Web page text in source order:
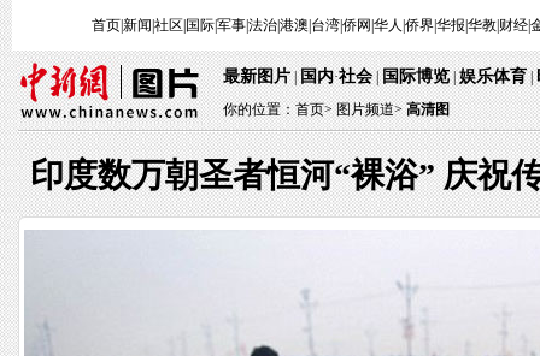
首页|新闻 社区 国际|军事|法治|港澳 台湾|侨网 华人 侨界|华报 华教| 财经|
最新图片|国内·社会|国际博览|娱乐体育|
你的位置：首页>图片频道> 高清图
印度数万朝圣者恒河“裸浴” 庆祝